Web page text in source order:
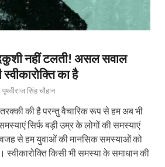
नहीं टलती! असल सवाल
का है
पृथ्वीराज सिंह चौहान
की है परन्तु वैचारिक रूप से हम अब भी
सिर्फ बड़ी उम्र के लोगों की समस्याएं
वजह से हम युवाओं की मानसिक समस्याओं को
स्वीकारोक्ति किसी भी समस्या के समाधान की